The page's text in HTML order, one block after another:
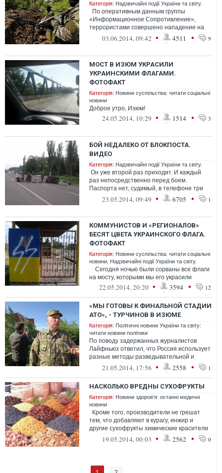
Категорія: Надзвичайні події України та світу.
По оперативным данным группы
«Информационное Сопротивление»,
террористами совершено нападение на
колонну сил АТО, следовавшую из И...
03.06.2014, 09:42 • 4511 • 9
МОСТ В ИЗЮМ УКРАСИЛИ
УКРАИНСКИМИ ФЛАГАМИ.
ФОТОФАКТ
Категорія: Новини суспільства: читати соціальні
новини
Доброе утро, Изюм!
24.05.2014, 10:29 • 1514 • 3
БОЙ НЕДАЛЕКО ОТ БЛОКПОСТА.
ВИДЕО
Категорія: Надзвичайні події України та світу.
Он уже второй раз приходит. И каждый
раз непосредственно перед боем.
Паспорта нет, судимый, в телефоне три
контакта. Кстати, у меня из города ес...
23.05.2014, 09:49 • 6705 • 1
КОММУНИСТОВ И «РЕГИОНАЛОВ»
БЕСЯТ ЦВЕТА УКРАИНСКОГО ФЛАГА.
ФОТОФАКТ
Категорія: Новини суспільства: читати соціальні
новини Надзвичайні події України та світу.
Сегодня ночью были сорваны все флаги
на мосту, которыми мы его украсили
22.05.2014, 20:20 • 3594 • 12
«МЫ ГОТОВЫ К ФИНАЛЬНОЙ СТАДИИ
АТО», - ТУРЧИНОВ В ИЗЮМЕ
Категорія: Політичні новини України та світу:
читати новини політики
По поводу задержанных журналистов
Лайфньюз ответил, что Россия использует
разные методы разведывательной и
диверсионной деятельности, все они
21.05.2014, 17:56 • 2558 • 1
НАСКОЛЬКО ВРЕДНЫ СУХОФРУКТЫ
Категорія: Новини здоров'я: останні медичні
новини
Кроме того, производители не грешат
тем, что добавляют в курагу, инжир и
другие сухофрукты химические красители
и различные ароматизаторы. Не ...
19.05.2014, 00:03 • 2562 • 0